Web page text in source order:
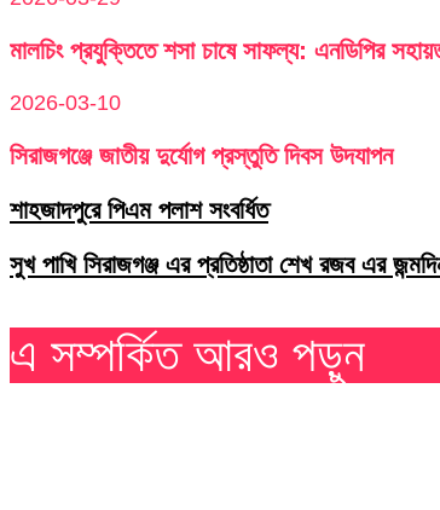
মালচিং প্রযুক্তিতে শসা চাষে সাফল্য: এনডিপির
2026-03-10
সিরাজগঞ্জে জাতীয় দুর্যোগ প্রস্তুতি দিবস উদযাপন
শাহজাদপুরে পিএম পলাশ সংবর্ধিত
সুখ পাখি সিরাজগঞ্জ এর প্রতিষ্ঠাতা শেখ রজব এর
এ সম্পর্কিত আরও পড়ুন